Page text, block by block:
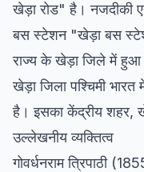
खेड़ा रोड" है। नजदीकी
बस स्टेशन "खेड़ा बस
राज्य के खेड़ा जिले में हुआ
खेड़ा जिला पश्चिमी
है। इसका केंद्रीय शहर,
उल्लेखनीय व्यक्तित्व
गोवर्धनराम त्रिपाठी